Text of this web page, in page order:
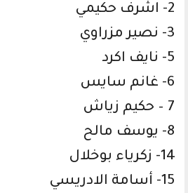
2- اشرف حكيمي
3- نصير مزراوي
5- نايف اكرد
6- غانم سايس
7 – حكيم زياش
8- يوسف مالح
14- زكرياء بوخلال
15- أسامة الادريسي